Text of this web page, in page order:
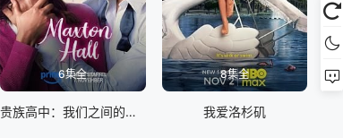
6集全
贵族高中：我们之间的鸿沟第二季
8集全
我爱洛杉矶